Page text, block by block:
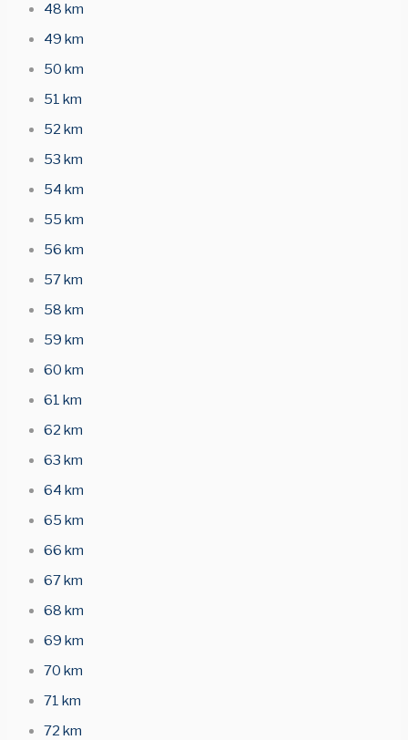
48 km
49 km
50 km
51 km
52 km
53 km
54 km
55 km
56 km
57 km
58 km
59 km
60 km
61 km
62 km
63 km
64 km
65 km
66 km
67 km
68 km
69 km
70 km
71 km
72 km